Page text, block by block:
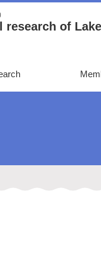
research of Lake